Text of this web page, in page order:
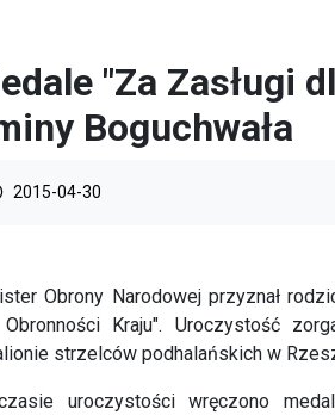
"Za Zasługi
Boguchwała
2015-04-30
Obrony Narodowej przyznał
Kraju". Uroczystość
strzelców podhalańskich w
uroczystości wręczono